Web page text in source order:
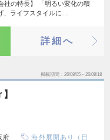
社の特長】 「明るい変化の積
、ライフスタイルに…
詳細へ
掲載期間 26/08/05～26/08/18
府
海外展開あり（日